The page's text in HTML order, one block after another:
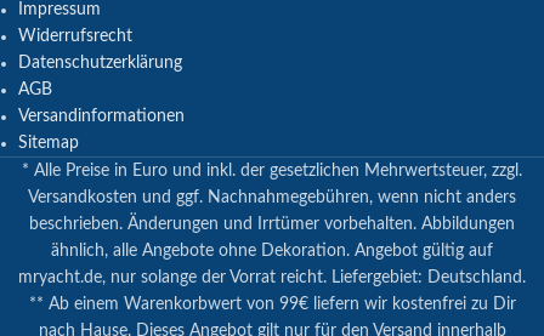
Impressum
Widerrufsrecht
Datenschutzerklärung
AGB
Versandinformationen
Sitemap
* Alle Preise in Euro und inkl. der gesetzlichen Mehrwertsteuer, zzgl.
Versandkosten und ggf. Nachnahmegebühren, wenn nicht anders
beschrieben. Änderungen und Irrtümer vorbehalten. Abbildungen
ähnlich, alle Angebote ohne Dekoration. Angebot gültig auf
mryacht.de, nur solange der Vorrat reicht. Liefergebiet: Deutschland.
** Ab einem Warenkorbwert von 99€ liefern wir kostenfrei zu Dir
nach Hause. Dieses Angebot gilt nur für den Versand innerhalb